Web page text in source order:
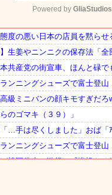
Mute
Powered by GliaStudios